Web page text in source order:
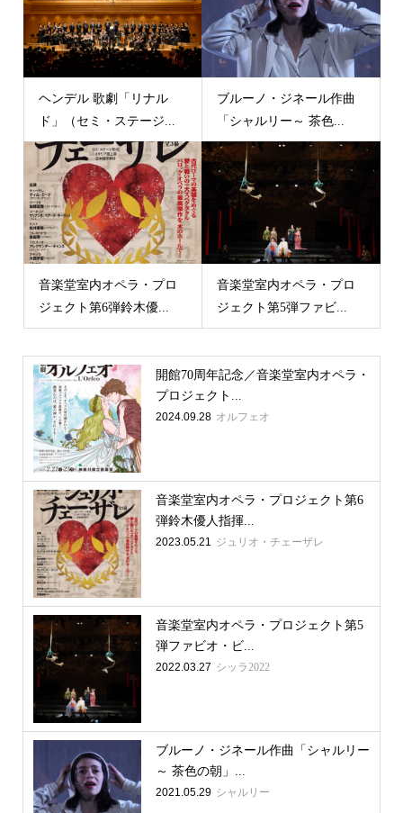
ヘンデル 歌劇「リナル
ド」（セミ・ステージ...
ブルーノ・ジネール作曲
「シャルリー～ 茶色...
音楽堂室内オペラ・プロ
ジェクト第6弾鈴木優...
音楽堂室内オペラ・プロ
ジェクト第5弾ファビ...
開館70周年記念／音楽堂室内オペラ・
プロジェクト...
2024.09.28 オルフェオ
音楽堂室内オペラ・プロジェクト第6
弾鈴木優人指揮...
2023.05.21 ジュリオ・チェーザレ
音楽堂室内オペラ・プロジェクト第5
弾ファビオ・ビ...
2022.03.27 シッラ2022
ブルーノ・ジネール作曲「シャルリー
～ 茶色の朝」...
2021.05.29 シャルリー